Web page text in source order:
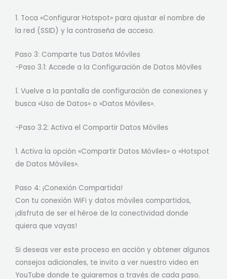
1. Toca «Configurar Hotspot» para ajustar el nombre de
la red (SSID) y la contraseña de acceso.
Paso 3: Comparte tus Datos Móviles
-Paso 3.1: Accede a la Configuración de Datos Móviles
1. Vuelve a la pantalla de configuración de conexiones y
busca «Uso de Datos» o «Datos Móviles».
-Paso 3.2: Activa el Compartir Datos Móviles
1. Activa la opción «Compartir Datos Móviles» o «Hotspot
de Datos Móviles».
Paso 4: ¡Conexión Compartida!
Con tu conexión WiFi y datos móviles compartidos,
¡disfruta de ser el héroe de la conectividad donde
quiera que vayas!
Si deseas ver este proceso en acción y obtener algunos
consejos adicionales, te invito a ver nuestro video en
YouTube donde te guiaremos a través de cada paso.